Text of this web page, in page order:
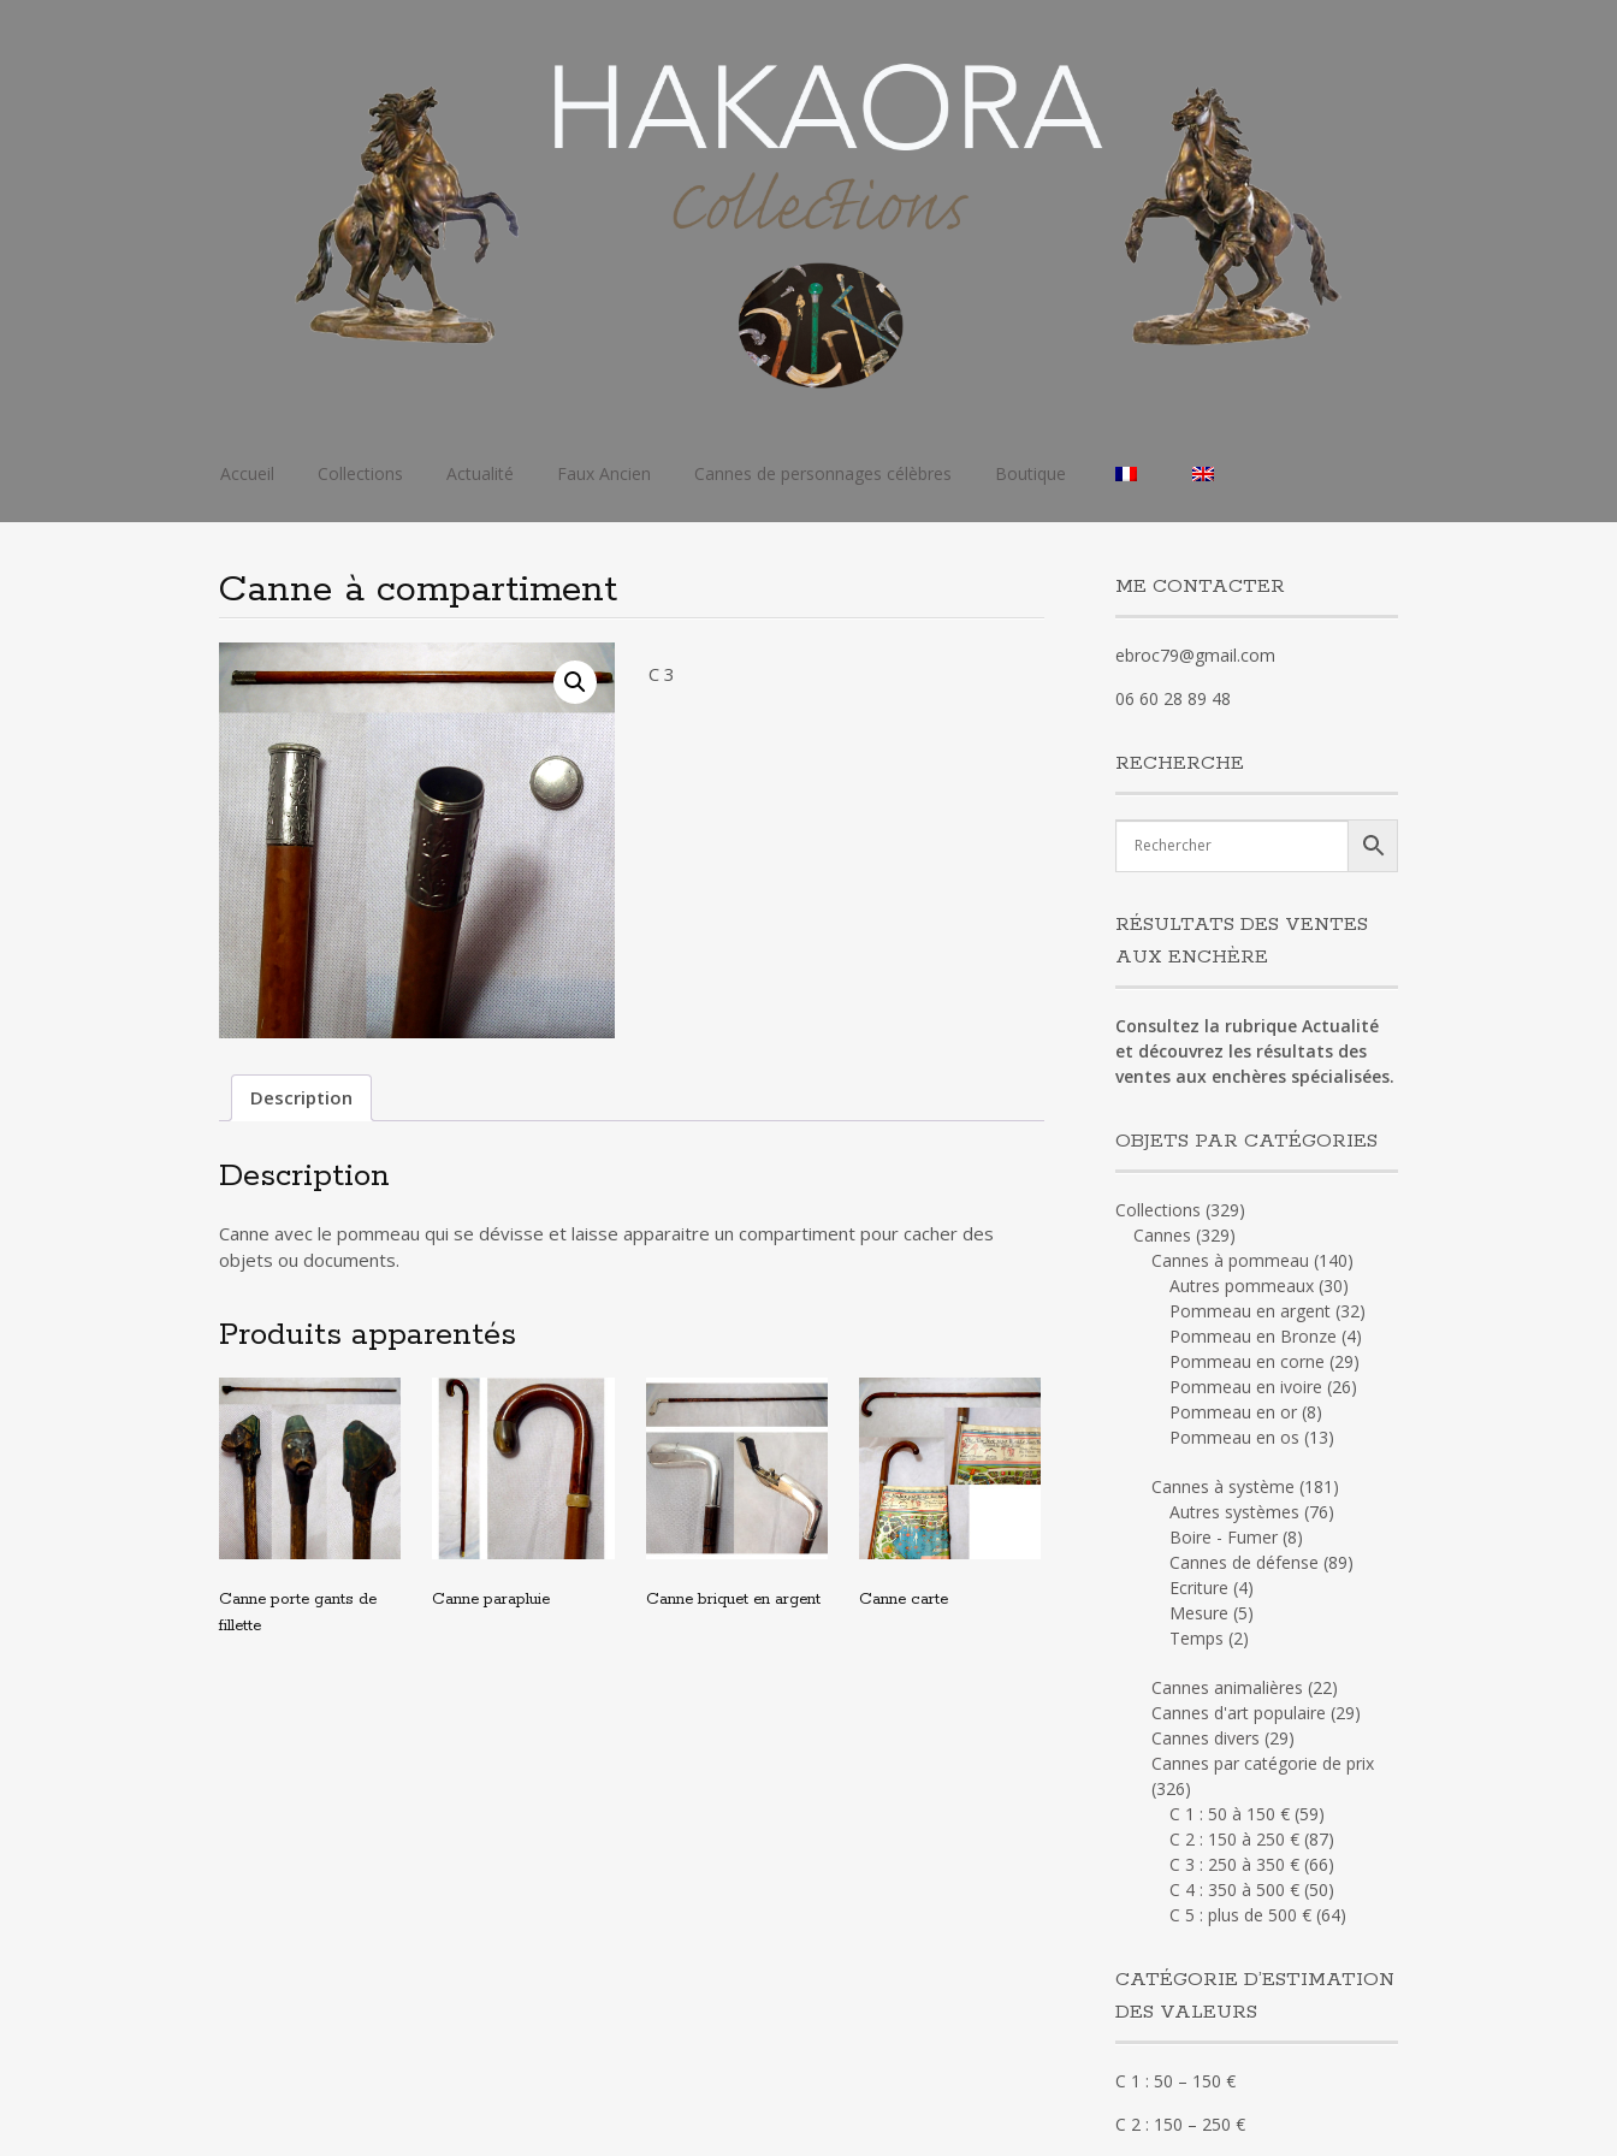
Aller
contenu
Accueil Collections Actualité Faux Ancien Cannes de personnages célèbres Boutique
Canne à compartiment
C 3
Description
Description
Canne avec le pommeau qui se dévisse et laisse apparaitre un compartiment pour cacher des
objets ou documents.
Produits apparentés
Canne porte gants de
fillette
Canne parapluie Canne briquet en argent Canne carte
ME CONTACTER
ebroc79@gmail.com
06 60 28 89 48
RECHERCHE
RÉSULTATS DES VENTES
AUX ENCHÈRE
Consultez la rubrique Actualité
et découvrez les résultats des
ventes aux enchères spécialisées.
OBJETS PAR CATÉGORIES
Collections (329)
Cannes (329)
Cannes à pommeau (140)
Autres pommeaux (30)
Pommeau en argent (32)
Pommeau en Bronze (4)
Pommeau en corne (29)
Pommeau en ivoire (26)
Pommeau en or (8)
Pommeau en os (13)
Cannes à système (181)
Autres systèmes (76)
Boire - Fumer (8)
Cannes de défense (89)
Ecriture (4)
Mesure (5)
Temps (2)
Cannes animalières (22)
Cannes d'art populaire (29)
Cannes divers (29)
Cannes par catégorie de prix
(326)
C 1 : 50 à 150 € (59)
C 2 : 150 à 250 € (87)
C 3 : 250 à 350 € (66)
C 4 : 350 à 500 € (50)
C 5 : plus de 500 € (64)
CATÉGORIE D’ESTIMATION
DES VALEURS
C 1 : 50 – 150 €
C 2 : 150 – 250 €